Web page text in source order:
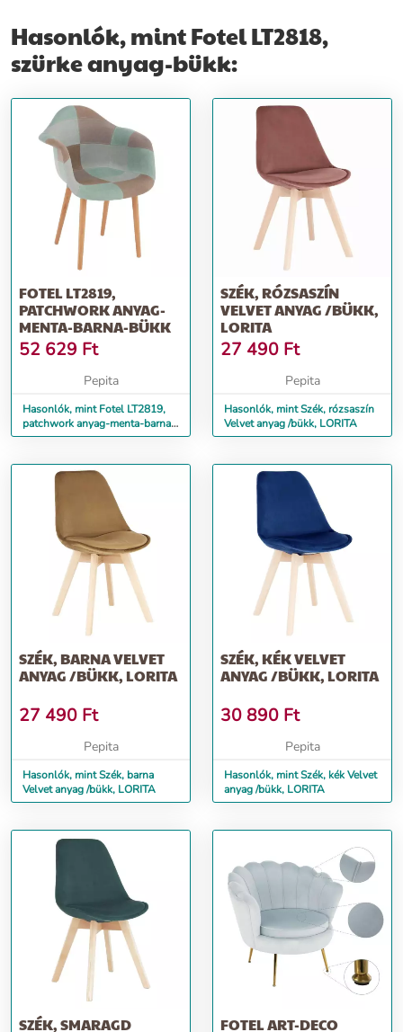
Hasonlók, mint Fotel LT2818,
szürke anyag-bükk:
FOTEL LT2819,
PATCHWORK ANYAG-
MENTA-BARNA-BÜKK
52 629 Ft
Pepita
Hasonlók, mint Fotel LT2819,
patchwork anyag-menta-barna-
bükk
SZÉK, RÓZSASZÍN
VELVET ANYAG /BÜKK,
LORITA
27 490 Ft
Pepita
Hasonlók, mint Szék, rózsaszín
Velvet anyag /bükk, LORITA
SZÉK, BARNA VELVET
ANYAG /BÜKK, LORITA
27 490 Ft
Pepita
Hasonlók, mint Szék, barna
Velvet anyag /bükk, LORITA
SZÉK, KÉK VELVET
ANYAG /BÜKK, LORITA
30 890 Ft
Pepita
Hasonlók, mint Szék, kék Velvet
anyag /bükk, LORITA
SZÉK, SMARAGD
FOTEL ART-DECO